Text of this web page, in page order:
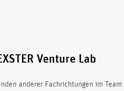
Venture Lab
anderer Fachrichtungen im Team